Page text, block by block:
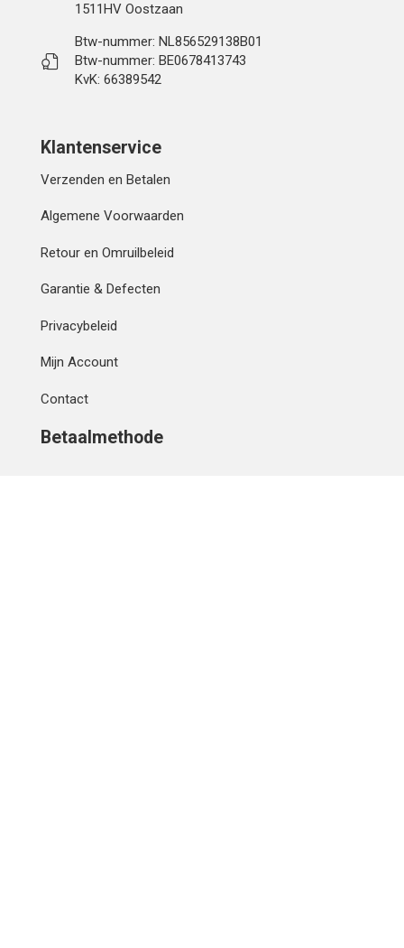
1511HV Oostzaan
Btw-nummer: NL856529138B01
Btw-nummer: BE0678413743
KvK: 66389542
Klantenservice
Verzenden en Betalen
Algemene Voorwaarden
Retour en Omruilbeleid
Garantie & Defecten
Privacybeleid
Mijn Account
Contact
Betaalmethode